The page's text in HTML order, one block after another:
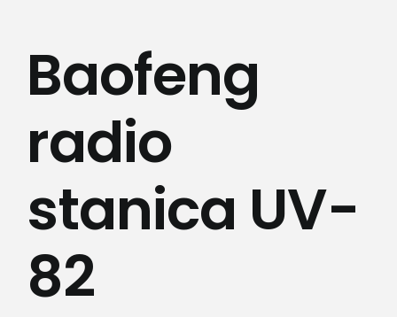
Kamere
Medicinska oprema
Svi proizvodi
Baofeng
radio
stanica UV-
82